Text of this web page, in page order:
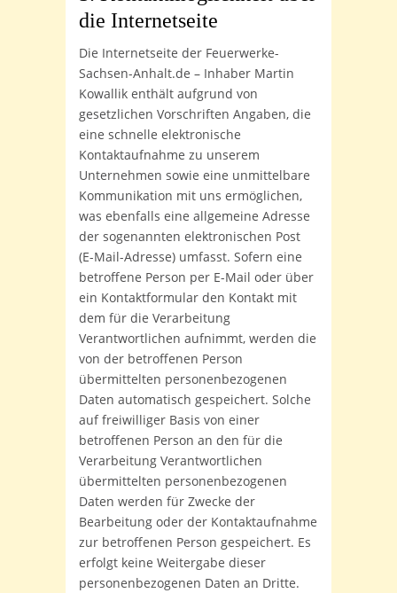
die Internetseite
Die Internetseite der Feuerwerke-
Sachsen-Anhalt.de – Inhaber Martin
Kowallik enthält aufgrund von
gesetzlichen Vorschriften Angaben, die
eine schnelle elektronische
Kontaktaufnahme zu unserem
Unternehmen sowie eine unmittelbare
Kommunikation mit uns ermöglichen,
was ebenfalls eine allgemeine Adresse
der sogenannten elektronischen Post
(E-Mail-Adresse) umfasst. Sofern eine
betroffene Person per E-Mail oder über
ein Kontaktformular den Kontakt mit
dem für die Verarbeitung
Verantwortlichen aufnimmt, werden die
von der betroffenen Person
übermittelten personenbezogenen
Daten automatisch gespeichert. Solche
auf freiwilliger Basis von einer
betroffenen Person an den für die
Verarbeitung Verantwortlichen
übermittelten personenbezogenen
Daten werden für Zwecke der
Bearbeitung oder der Kontaktaufnahme
zur betroffenen Person gespeichert. Es
erfolgt keine Weitergabe dieser
personenbezogenen Daten an Dritte.